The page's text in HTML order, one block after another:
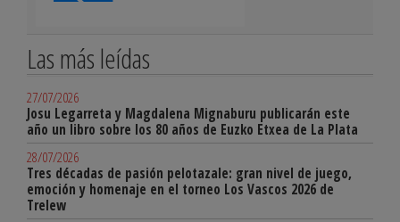
Las más leídas
27/07/2026
Josu Legarreta y Magdalena Mignaburu publicarán este
año un libro sobre los 80 años de Euzko Etxea de La Plata
28/07/2026
Tres décadas de pasión pelotazale: gran nivel de juego,
emoción y homenaje en el torneo Los Vascos 2026 de
Trelew